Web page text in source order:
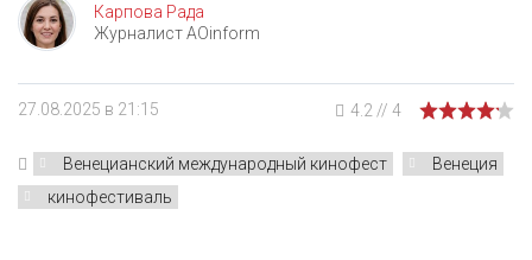
Карпова Рада
Журналист AOinform
27.08.2025 в 21:15 4.2 // 4
Венецианский международный кинофест
Венеция
кинофестиваль